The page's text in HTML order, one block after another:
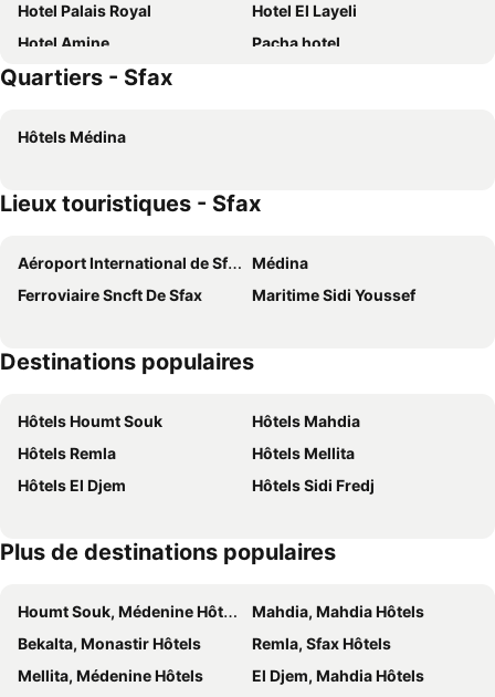
Hotel Palais Royal
Hotel El Layeli
Hotel Amine
Pacha hotel
Hotel Naher El Founoun
Galaxy Hotel
Yasmine
Quartiers - Sfax
Hôtels Médina
Lieux touristiques - Sfax
Aéroport International de Sfax-Thyna
Médina
Ferroviaire Sncft De Sfax
Maritime Sidi Youssef
Destinations populaires
Hôtels Houmt Souk
Hôtels Mahdia
Hôtels Remla
Hôtels Mellita
Hôtels El Djem
Hôtels Sidi Fredj
Plus de destinations populaires
Houmt Souk, Médenine Hôtels
Mahdia, Mahdia Hôtels
Bekalta, Monastir Hôtels
Remla, Sfax Hôtels
Mellita, Médenine Hôtels
El Djem, Mahdia Hôtels